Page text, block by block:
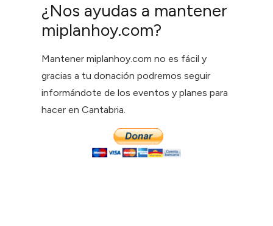
¿Nos ayudas a mantener
miplanhoy.com?
Mantener miplanhoy.com no es fácil y
gracias a tu donación podremos seguir
informándote de los eventos y planes para
hacer en Cantabria.